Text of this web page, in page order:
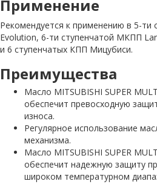
Применение
Рекомендуется к применению в 5-
Evolution, 6-ти ступенчатой МКПП
и 6 ступенчатых КПП Мицубиси.
Преимущества
Масло MITSUBISHI SUPER
обеспечит превосходную
износа.
Регулярное использование
механизма.
Масло MITSUBISHI SUPER
обеспечит надежную защиту
широком температурном